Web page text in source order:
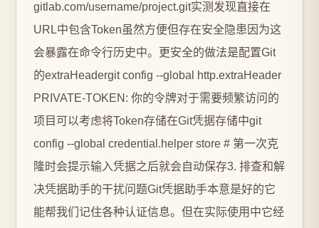
gitlab.com/username/project.git实测发现直接在
URL中包含Token虽然方便但存在安全隐患因为这
会暴露在命令行历史中。更安全的做法是配置Git
的extraHeadergit config --global http.extraHeader
PRIVATE-TOKEN: 你的令牌对于需要频繁访问的
项目可以考虑将Token存储在Git凭据存储中git
config --global credential.helper store # 第一次克
隆时会提示输入凭据之后就会自动保存3. 排查和解
决凭据助手的干扰问题Git凭据助手本意是好的它
能帮我们记住各种认证信息。但在实际使用中它经